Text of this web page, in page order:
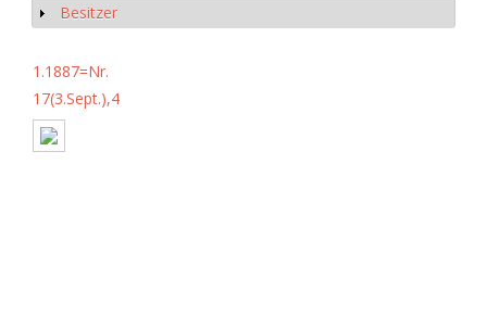
Show
Besitzer
1.1887=Nr.
17(3.Sept.),4